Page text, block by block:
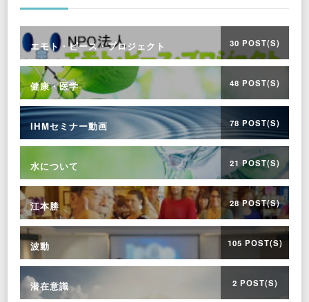
エモト・ピース・プロジェクト 30 POST(S)
健康・医学 48 POST(S)
IHMセミナー動画 78 POST(S)
水について 21 POST(S)
江本勝 28 POST(S)
波動 105 POST(S)
潜在意識 2 POST(S)